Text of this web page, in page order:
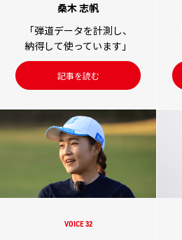
桑木 志帆
「弾道データを計測し、
納得して使っています」
記事を読む
VOICE 32